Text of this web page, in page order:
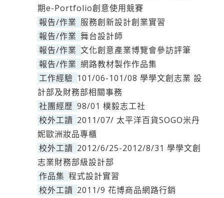
期e-Portfolio創意使用競賽
報告/作業 服務創新設計創業實習
報告/作業 舞台設計師
報告/作業 文化創意產業博覽會參訪評筆
報告/作業 網路教材製作作品集
工作經驗 101/06-101/08 學學文創志業 設
計部及財務部相關事務
社團經歷 98/01 樸毅志工社
校外工讀 2011/07/ 太平洋百貨SOGO米丹
妮歐洲妝品專櫃
校外工讀 2012/6/25-2012/8/31 學學文創
志業財務部級設計部
作品集 程式設計實習
校外工讀 2011/9 花博商品網路行銷